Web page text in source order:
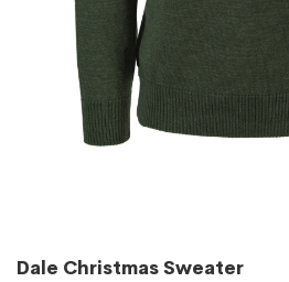
Dale Christmas Sweater